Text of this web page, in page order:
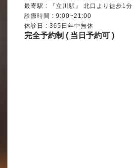
最寄駅 : 『立川駅』 北口より徒歩1分
診療時間 : 9:00~21:00
休診日 : 365日年中無休
完全予約制 ( 当日予約可 )